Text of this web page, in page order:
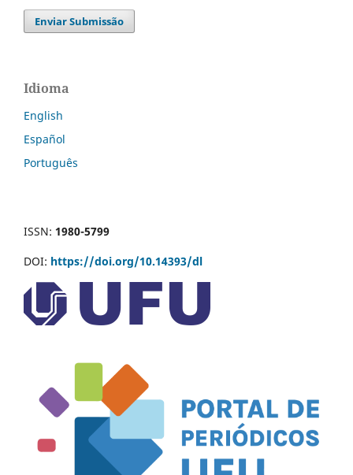
Enviar Submissão
Idioma
English
Español
Português
ISSN: 1980-5799
DOI: https://doi.org/10.14393/dl